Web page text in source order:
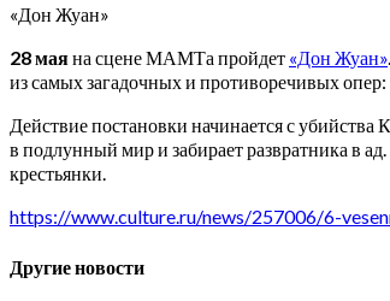
«Дон Жуан»
28 маяна сцене МАМТа пройдет «Дон Жуан».
из самых загадочных и противоречивых
Действие постановки начинается с
в подлунный мир и забирает развратника в
крестьянки.
https://www.culture.ru/news/257006/6-
Другие новости